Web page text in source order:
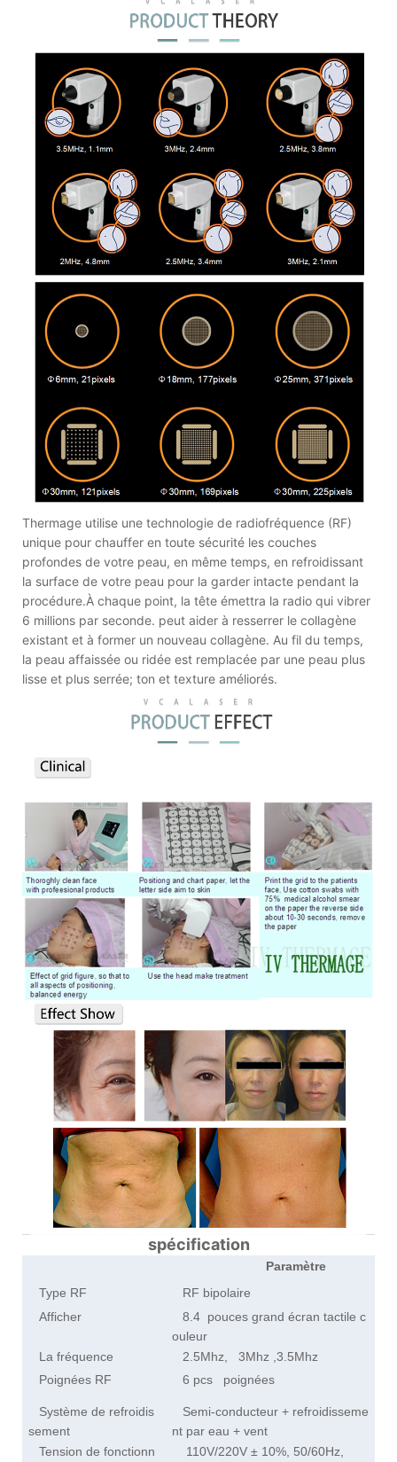
Thermage utilise une technologie de radiofréquence (RF)
unique pour chauffer en toute sécurité les couches
profondes de votre peau, en même temps, en refroidissant
la surface de votre peau pour la garder intacte pendant la
procédure.À chaque point, la tête émettra la radio qui vibrer
6 millions par seconde. peut aider à resserrer le collagène
existant et à former un nouveau collagène. Au fil du temps,
la peau affaissée ou ridée est remplacée par une peau plus
lisse et plus serrée; ton et texture améliorés.
spécification
Paramètre
Type RF
RF bipolaire
Afficher
8.4 pouces grand écran tactile c
ouleur
La fréquence
2.5Mhz, 3Mhz ,3.5Mhz
Poignées RF
6 pcs poignées
Système de refroidis
sement
Semi-conducteur + refroidisseme
nt par eau + vent
Tension de fonctionn
110V/220V ± 10%, 50/60Hz,